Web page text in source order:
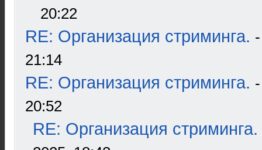
20:22
RE: Организация стриминга.
21:14
RE: Организация стриминга.
20:52
RE: Организация стриминга.